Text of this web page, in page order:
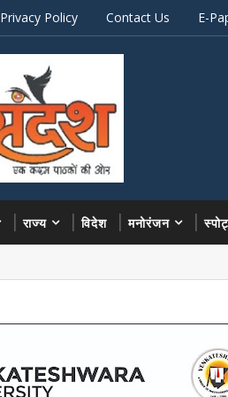
Privacy Policy Contact Us E-
राज्य विदेश मनोरंजन